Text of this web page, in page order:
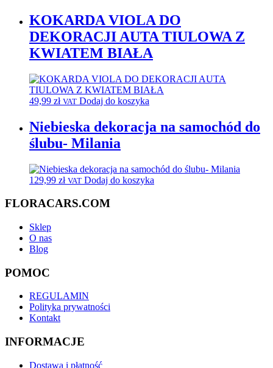
KOKARDA VIOLA DO
DEKORACJI AUTA TIULOWA Z
KWIATEM BIAŁA
49,99 zł VAT Dodaj do koszyka
Niebieska dekoracja na samochód do
ślubu- Milania
129,99 zł VAT Dodaj do koszyka
FLORACARS.COM
Sklep
O nas
Blog
POMOC
REGULAMIN
Polityka prywatności
Kontakt
INFORMACJE
Dostawa i płatność